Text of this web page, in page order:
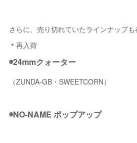
さらに、売り切れていたラインナップも
＊再入荷
◉24mmクォーター
（ZUNDA-GB・SWEETCORN）
◉NO-NAME ポップアップ